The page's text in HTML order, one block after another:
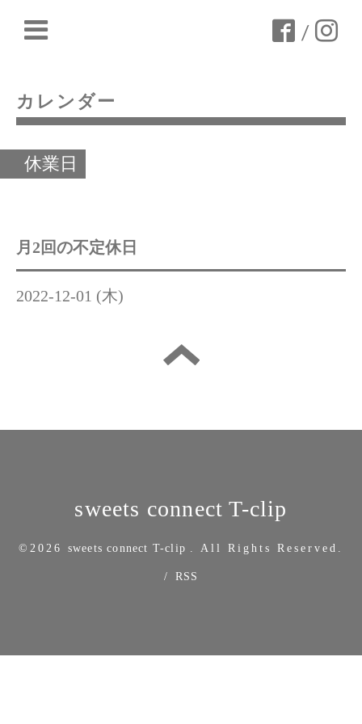
/
カレンダー
休業日
月2回の不定休日
2022-12-01 (木)
sweets connect T-clip
©2026 sweets connect T-clip . All Rights Reserved.
/ RSS